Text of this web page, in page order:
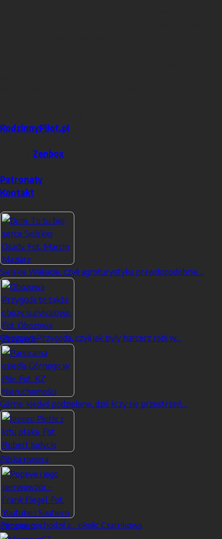
RodzinnyPilot.pl
Zenbox
Patronaty
Kontakt
Sielskie Wakacje, czyli agroturystyka prawdopodobnie…
Obozowa Przygoda, czyli jak były harcerz robi w…
Górne: kiedyś podzielone, dziś liczy się przestrzeń…
Pilska riwiera
Popeye pochodził z… okolic Czarnkowa